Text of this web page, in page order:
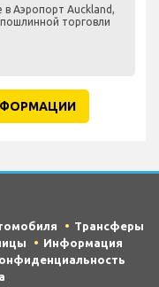
Аэропорт Auckland,
торговли
Трансферы
Информация